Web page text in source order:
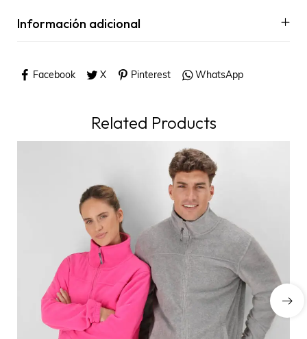
Información adicional
Facebook X Pinterest WhatsApp
Related Products